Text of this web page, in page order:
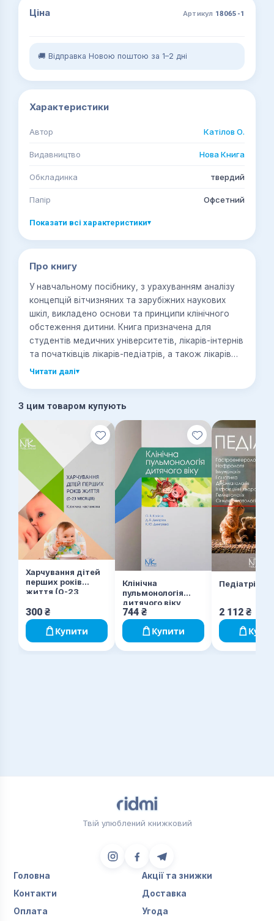
Ціна Артикул 18065-1
🚚 Відправка Новою поштою за 1–2 дні
Характеристики
Автор Катілов О.
Видавництво Нова Книга
Обкладинка твердий
Папір Офсетний
Показати всі характеристики▾
Про книгу
У навчальному посібнику, з урахуванням аналізу
концепцій вітчизняних та зарубіжних наукових
шкіл, викладено основи та принципи клінічного
обстеження дитини. Книга призначена для
студентів медичних університетів, лікарів-інтернів
та початківців лікарів-педіатрів, а також лікарів
загальної практики.
Читати далі▾
З цим товаром купують
Харчування дітей
перших років
життя (0-23
300 ₴
Купити
Клінічна
пульмонологія
дитячого віку
744 ₴
Купити
Педіатрія.
2 112 ₴
Твій улюблений книжковий
Головна
Акції та знижки
Контакти
Доставка
Оплата
Угода